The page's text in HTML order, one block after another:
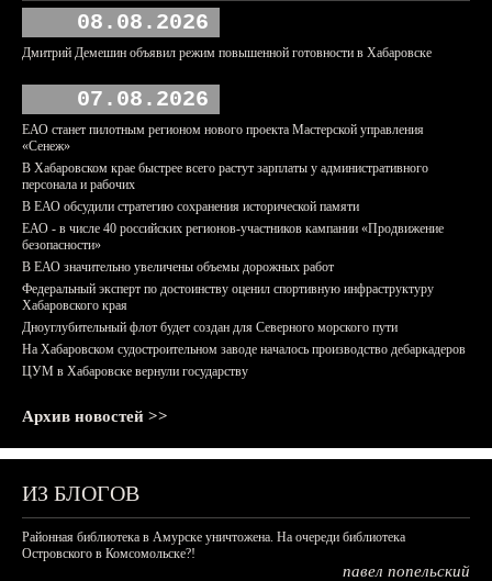
08.08.2026
Дмитрий Демешин объявил режим повышенной готовности в Хабаровске
07.08.2026
ЕАО станет пилотным регионом нового проекта Мастерской управления
«Сенеж»
В Хабаровском крае быстрее всего растут зарплаты у административного
персонала и рабочих
В ЕАО обсудили стратегию сохранения исторической памяти
ЕАО - в числе 40 российских регионов-участников кампании «Продвижение
безопасности»
В ЕАО значительно увеличены объемы дорожных работ
Федеральный эксперт по достоинству оценил спортивную инфраструктуру
Хабаровского края
Дноуглубительный флот будет создан для Северного морского пути
На Хабаровском судостроительном заводе началось производство дебаркадеров
ЦУМ в Хабаровске вернули государству
Архив новостей >>
ИЗ БЛОГОВ
Районная библиотека в Амурске уничтожена. На очереди библиотека
Островского в Комсомольске?!
павел попельский